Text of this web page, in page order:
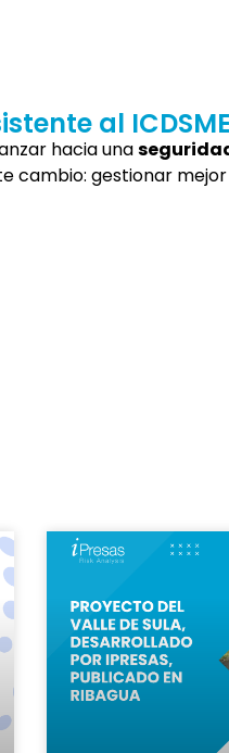
al
hacia una
cambio: gestionar